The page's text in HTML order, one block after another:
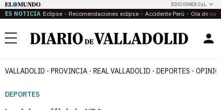
EDICIONES CyL
ES NOTICIA Eclipse Recomendaciones eclipse Accidente Perú Ola de
Menú
VALLADOLID PROVINCIA REAL VALLADOLID DEPORTES
DEPORTES